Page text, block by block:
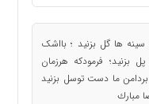
سينه ها گل بزنيد ؛ بااشک
پل بزنيد؛ فرمودکه هرزمان
بردامن ما دست توسل بزنيد
مبارك